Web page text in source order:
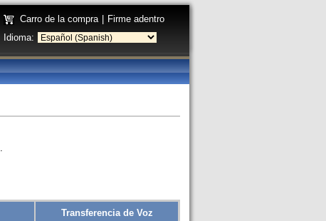
Carro de la compra
Firme adentro
Idioma:
Transferencia de Voz